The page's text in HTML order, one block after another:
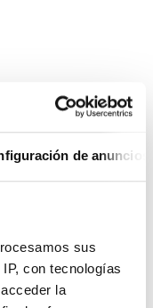
de anuncios
sus
con tecnologías
la
médica específica
subir los
clínica cuando
Form